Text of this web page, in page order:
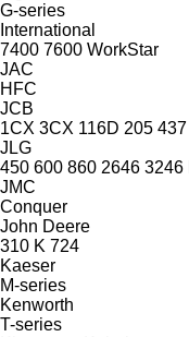
G-series
International
7400 7600 WorkStar
JAC
HFC
JCB
1CX 3CX 116D 205 437
JLG
450 600 860 2646 3246
JMC
Conquer
John Deere
310 K 724
Kaeser
M-series
Kenworth
T-series